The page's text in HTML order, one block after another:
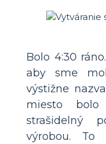
Bolo 4:30
aby sme
výstižne
miesto
strašidelný
výrobou.